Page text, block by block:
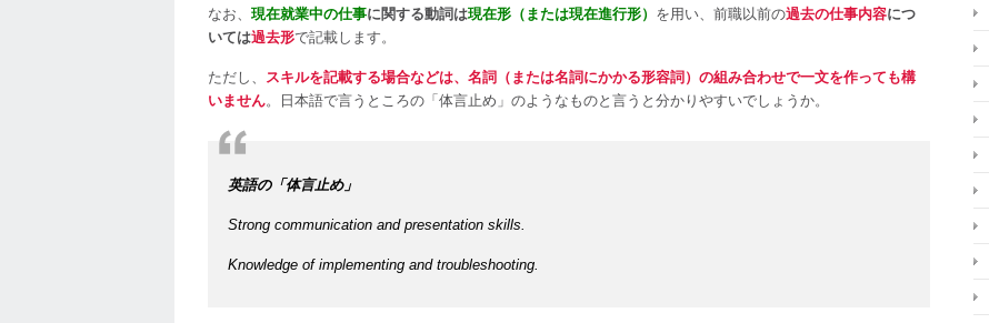
なお、 現在就業中の仕事に関する動詞は現在形（または現在進行形） を用い、前職以前の過去の仕事内容につ
いては過去形で記載します。
ただし、 スキルを記載する場合などは、名詞（または名詞にかかる形容詞）の組み合わせで一文を作っても構
いません。日本語で言うところの「体言止め」のようなものと言うと分かりやすいでしょうか。
英語の「体言止め」
Strong communication and presentation skills.
Knowledge of implementing and troubleshooting.